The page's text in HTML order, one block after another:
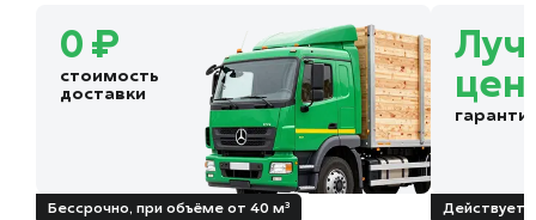
0 ₽
стоимость
доставки
Бессрочно, при объёме от 40 м³ Действует